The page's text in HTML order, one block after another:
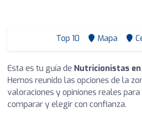
Top 10 Mapa
Esta es tu guía de Nutricionistas
Hemos reunido las opciones de la
valoraciones y opiniones reales para
comparar y elegir con confianza.